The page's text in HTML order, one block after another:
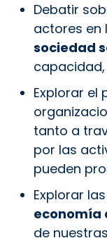
Debatir
actores en
sociedad
Explorar el
tanto a
por las
pueden
Explorar las
economía
de